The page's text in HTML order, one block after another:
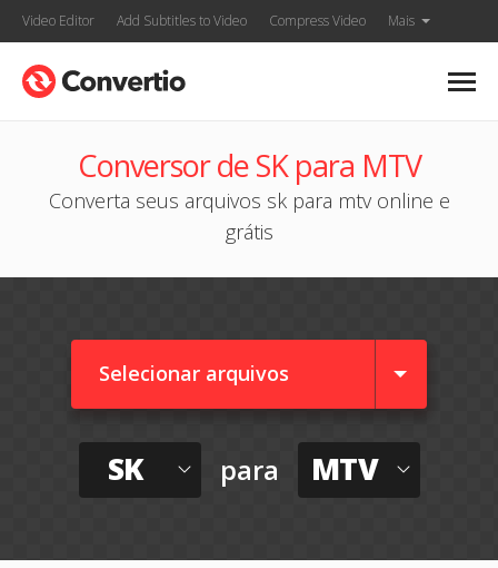
Video Editor Add Subtitles to Video Compress Video Mais
Conversor de SK para MTV
Converta seus arquivos sk para mtv online e
grátis
Selecionar arquivos
SK para MTV